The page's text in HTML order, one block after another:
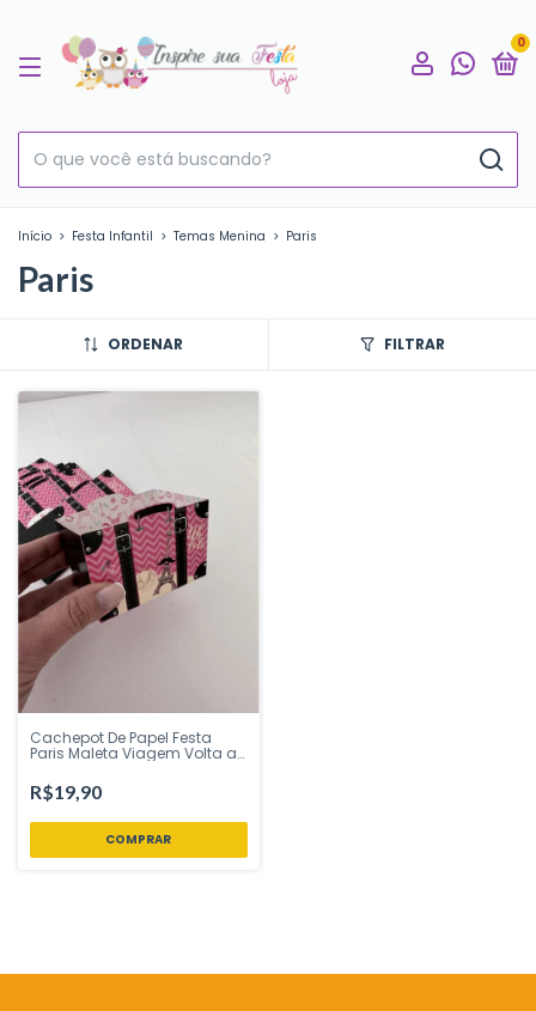
0
Início > Festa Infantil > Temas Menina > Paris
Paris
ORDENAR FILTRAR
Cachepot De Papel Festa
Paris Maleta Viagem Volta ao
Inspire sua Festa Loja
R$19,90